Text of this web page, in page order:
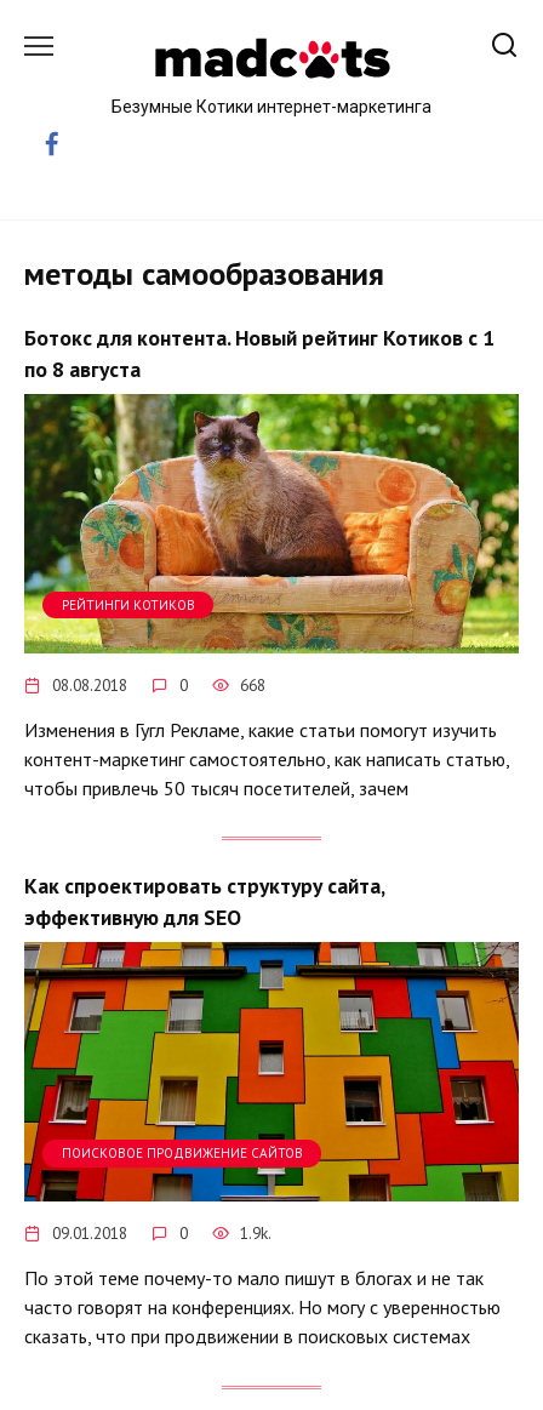
Безумные Котики интернет-маркетинга
методы самообразования
Ботокс для контента. Новый рейтинг Котиков с 1
по 8 августа
РЕЙТИНГИ КОТИКОВ
08.08.2018 0 668
Изменения в Гугл Рекламе, какие статьи помогут изучить
контент-маркетинг самостоятельно, как написать статью,
чтобы привлечь 50 тысяч посетителей, зачем
Как спроектировать структуру сайта,
эффективную для SEO
ПОИСКОВОЕ ПРОДВИЖЕНИЕ САЙТОВ
09.01.2018 0 1.9k.
По этой теме почему-то мало пишут в блогах и не так
часто говорят на конференциях. Но могу с уверенностью
сказать, что при продвижении в поисковых системах